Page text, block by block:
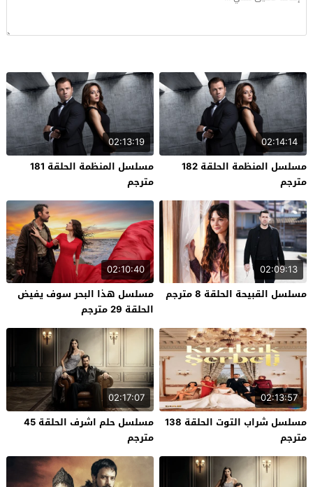
02:14:14
مسلسل المنظمة الحلقة 182
مترجم
02:13:19
مسلسل المنظمة الحلقة 181
مترجم
02:09:13
مسلسل القبيحة الحلقة 8 مترجم
02:10:40
مسلسل هذا البحر سوف يفيض
الحلقة 29 مترجم
02:13:57
مسلسل شراب التوت الحلقة 138
مترجم
02:17:07
مسلسل حلم اشرف الحلقة 45
مترجم